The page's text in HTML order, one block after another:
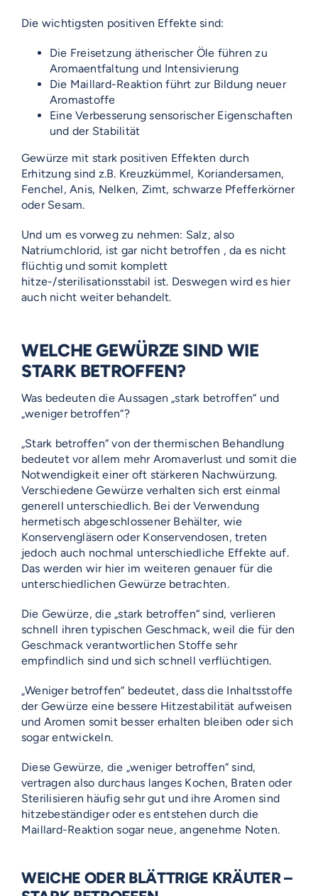
Die wichtigsten positiven Effekte sind:
Die Freisetzung ätherischer Öle führen zu
Aromaentfaltung und Intensivierung
Die Maillard-Reaktion führt zur Bildung neuer
Aromastoffe
Eine Verbesserung sensorischer Eigenschaften
und der Stabilität
Gewürze mit stark positiven Effekten durch
Erhitzung sind z.B. Kreuzkümmel, Koriandersamen,
Fenchel, Anis, Nelken, Zimt, schwarze Pfefferkörner
oder Sesam.
Und um es vorweg zu nehmen: Salz, also
Natriumchlorid, ist gar nicht betroffen , da es nicht
flüchtig und somit komplett
hitze-/sterilisationsstabil ist. Deswegen wird es hier
auch nicht weiter behandelt.
WELCHE GEWÜRZE SIND WIE
STARK BETROFFEN?
Was bedeuten die Aussagen „stark betroffen“ und
„weniger betroffen“?
„Stark betroffen“ von der thermischen Behandlung
bedeutet vor allem mehr Aromaverlust und somit die
Notwendigkeit einer oft stärkeren Nachwürzung.
Verschiedene Gewürze verhalten sich erst einmal
generell unterschiedlich. Bei der Verwendung
hermetisch abgeschlossener Behälter, wie
Konservengläsern oder Konservendosen, treten
jedoch auch nochmal unterschiedliche Effekte auf.
Das werden wir hier im weiteren genauer für die
unterschiedlichen Gewürze betrachten.
Die Gewürze, die „stark betroffen“ sind, verlieren
schnell ihren typischen Geschmack, weil die für den
Geschmack verantwortlichen Stoffe sehr
empfindlich sind und sich schnell verflüchtigen.
„Weniger betroffen“ bedeutet, dass die Inhaltsstoffe
der Gewürze eine bessere Hitzestabilität aufweisen
und Aromen somit besser erhalten bleiben oder sich
sogar entwickeln.
Diese Gewürze, die „weniger betroffen“ sind,
vertragen also durchaus langes Kochen, Braten oder
Sterilisieren häufig sehr gut und ihre Aromen sind
hitzebeständiger oder es entstehen durch die
Maillard-Reaktion sogar neue, angenehme Noten.
WEICHE ODER BLÄTTRIGE KRÄUTER –